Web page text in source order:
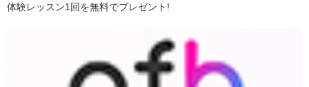
体験レッスン1回を無料でプレゼント!